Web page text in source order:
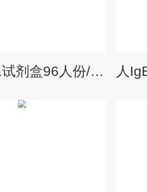
人TREM-1试剂盒96人份/48人份人髓系细胞触发受体-1